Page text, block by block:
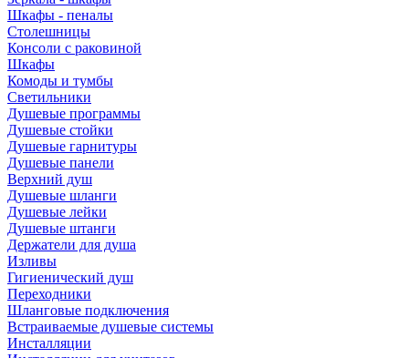
Шкафы - пеналы
Столешницы
Консоли с раковиной
Шкафы
Комоды и тумбы
Светильники
Душевые программы
Душевые стойки
Душевые гарнитуры
Душевые панели
Верхний душ
Душевые шланги
Душевые лейки
Душевые штанги
Держатели для душа
Изливы
Гигиенический душ
Переходники
Шланговые подключения
Встраиваемые душевые системы
Инсталляции